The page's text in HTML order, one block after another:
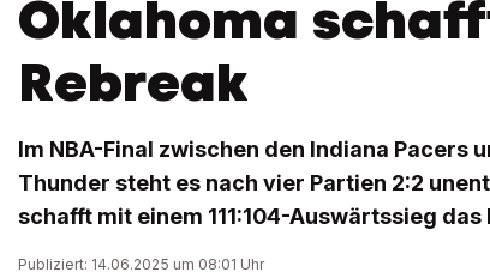
Oklahoma
Rebreak
Im NBA-Final zwischen den Indiana Pacers
Thunder steht es nach vier Partien 2:2
schafft mit einem 111:104-Auswärtssieg das
Publiziert: 14.06.2025 um 08:01 Uhr